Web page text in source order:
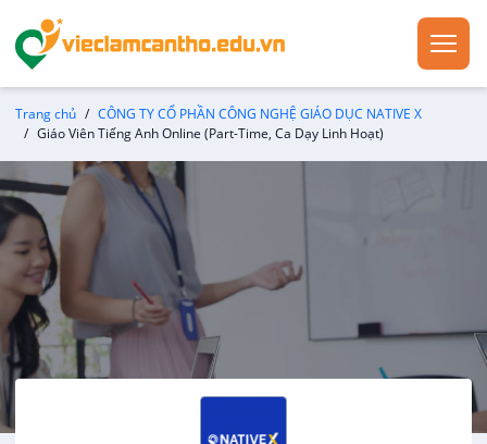
Trang chủ
CÔNG TY CỔ PHẦN CÔNG NGHỆ GIÁO DỤC NATIVE X
Giáo Viên Tiếng Anh Online (Part-Time, Ca Dạy Linh Hoạt)